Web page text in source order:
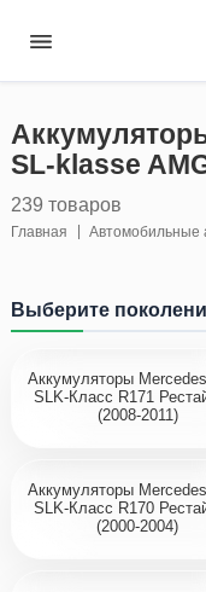
SL-klasse
239 товаров
Главная Автомобильные
Выберите
Аккумуляторы
SLK-Класс R171
(2008-2011)
Аккумуляторы
SLK-Класс R170
(2000-2004)